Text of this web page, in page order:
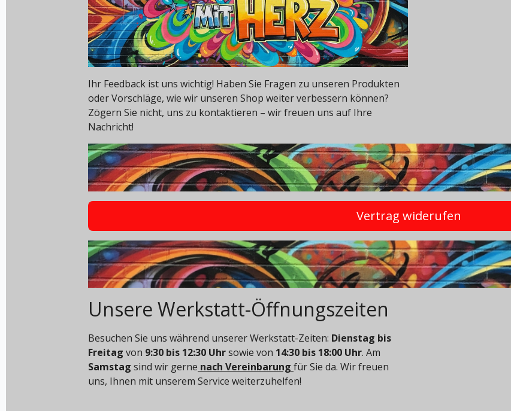
Ihr Feedback ist uns wichtig! Haben Sie Fragen zu unseren Produkten
oder Vorschläge, wie wir unseren Shop weiter verbessern können?
Zögern Sie nicht, uns zu kontaktieren – wir freuen uns auf Ihre
Nachricht!
Vertrag widerufen
Unsere Werkstatt-Öffnungszeiten
Besuchen Sie uns während unserer Werkstatt-Zeiten: Dienstag bis
Freitag von 9:30 bis 12:30 Uhrsowie von 14:30 bis 18:00 Uhr. Am
Samstag sind wir gerne nach Vereinbarung für Sie da. Wir freuen
uns, Ihnen mit unserem Service weiterzuhelfen!